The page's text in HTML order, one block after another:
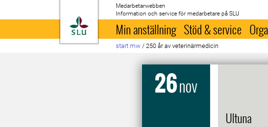
Till startsida
Medarbetarwebben
Information och service för medarbetare på SLU
Min anställning Stöd & service
start mw / 250 år av veterinärmedicin
26nov
Ultuna